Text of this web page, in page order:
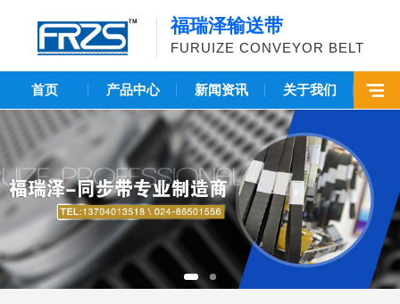
福瑞泽输送带
FURUIZE CONVEYOR BELT
首页 产品中心 新闻资讯 关于我们